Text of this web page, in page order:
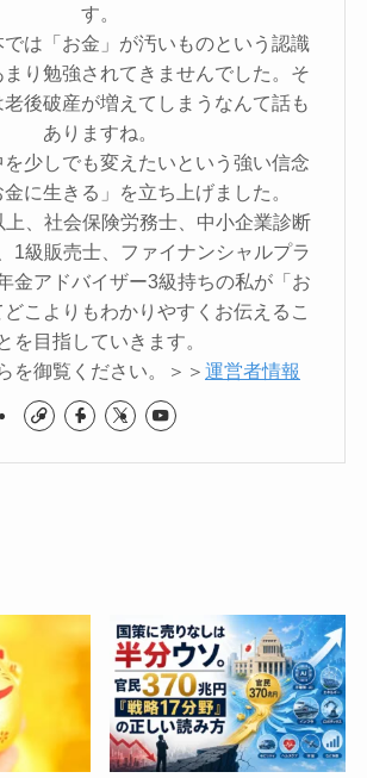
す。
では「お金」が汚いものという認識
り勉強されてきませんでした。そ
後破産が増えてしまうなんて話も
ありますね。
少しでも変えたいという強い信念
に生きる」を立ち上げました。
、社会保険労務士、中小企業診断
1級販売士、ファイナンシャルプラ
金アドバイザー3級持ちの私が「お
こよりもわかりやすくお伝えるこ
とを目指していきます。
を御覧ください。＞＞ 運営者情報